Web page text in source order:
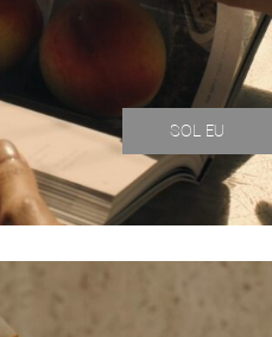
SOL EU